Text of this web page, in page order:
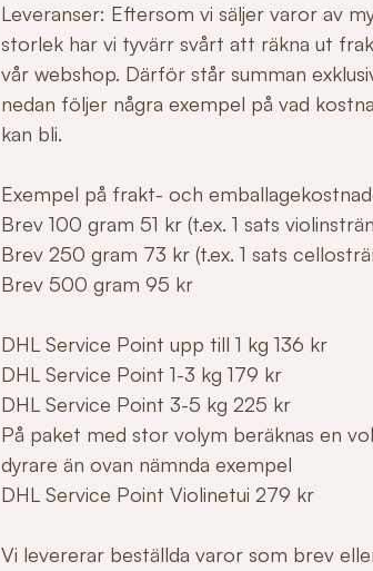
Leveranser: Eftersom vi säljer varor av
storlek har vi tyvärr svårt att räkna ut
vår webshop. Därför står summan
nedan följer några exempel på vad
kan bli.
Exempel på frakt- och
Brev 100 gram 51 kr (t.ex. 1 sats
Brev 250 gram 73 kr (t.ex. 1 sats
Brev 500 gram 95 kr
DHL Service Point upp till 1 kg 136 kr
DHL Service Point 1-3 kg 179 kr
DHL Service Point 3-5 kg 225 kr
På paket med stor volym beräknas en
dyrare än ovan nämnda exempel
DHL Service Point Violinetui 279 kr
Vi levererar beställda varor som brev